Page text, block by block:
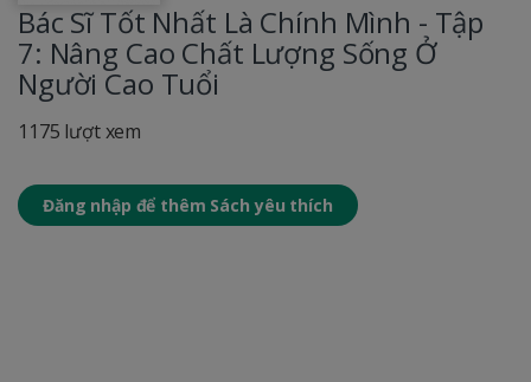
Bác Sĩ Tốt Nhất Là Chính Mình - Tập
7: Nâng Cao Chất Lượng Sống Ở
Người Cao Tuổi
1175 lượt xem
Đăng nhập để thêm Sách yêu thích